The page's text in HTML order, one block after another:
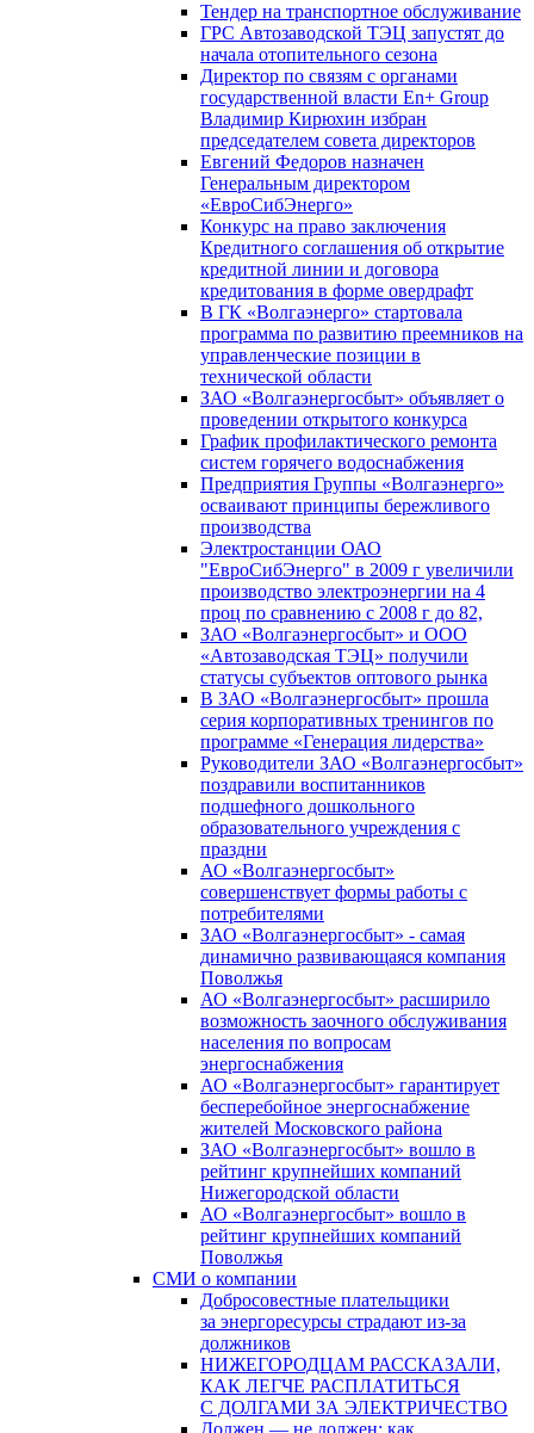
Тендер на транспортное обслуживание
ГРС Автозаводской ТЭЦ запустят до
начала отопительного сезона
Директор по связям с органами
государственной власти En+ Group
Владимир Кирюхин избран
председателем совета директоров
Евгений Федоров назначен
Генеральным директором
«ЕвроСибЭнерго»
Конкурс на право заключения
Кредитного соглашения об открытие
кредитной линии и договора
кредитования в форме овердрафт
В ГК «Волгаэнерго» стартовала
программа по развитию преемников на
управленческие позиции в
технической области
ЗАО «Волгаэнергосбыт» объявляет о
проведении открытого конкурса
График профилактического ремонта
систем горячего водоснабжения
Предприятия Группы «Волгаэнерго»
осваивают принципы бережливого
производства
Электростанции ОАО
"ЕвроСибЭнерго" в 2009 г увеличили
производство электроэнергии на 4
проц по сравнению с 2008 г до 82,
ЗАО «Волгаэнергосбыт» и ООО
«Автозаводская ТЭЦ» получили
статусы субъектов оптового рынка
В ЗАО «Волгаэнергосбыт» прошла
серия корпоративных тренингов по
программе «Генерация лидерства»
Руководители ЗАО «Волгаэнергосбыт»
поздравили воспитанников
подшефного дошкольного
образовательного учреждения с
праздни
АО «Волгаэнергосбыт»
совершенствует формы работы с
потребителями
ЗАО «Волгаэнергосбыт» - самая
динамично развивающаяся компания
Поволжья
АО «Волгаэнергосбыт» расширило
возможность заочного обслуживания
населения по вопросам
энергоснабжения
АО «Волгаэнергосбыт» гарантирует
бесперебойное энергоснабжение
жителей Московского района
ЗАО «Волгаэнергосбыт» вошло в
рейтинг крупнейших компаний
Нижегородской области
АО «Волгаэнергосбыт» вошло в
рейтинг крупнейших компаний
Поволжья
СМИ о компании
Добросовестные плательщики
за энергоресурсы страдают из-за
должников
НИЖЕГОРОДЦАМ РАССКАЗАЛИ,
КАК ЛЕГЧЕ РАСПЛАТИТЬСЯ
С ДОЛГАМИ ЗА ЭЛЕКТРИЧЕСТВО